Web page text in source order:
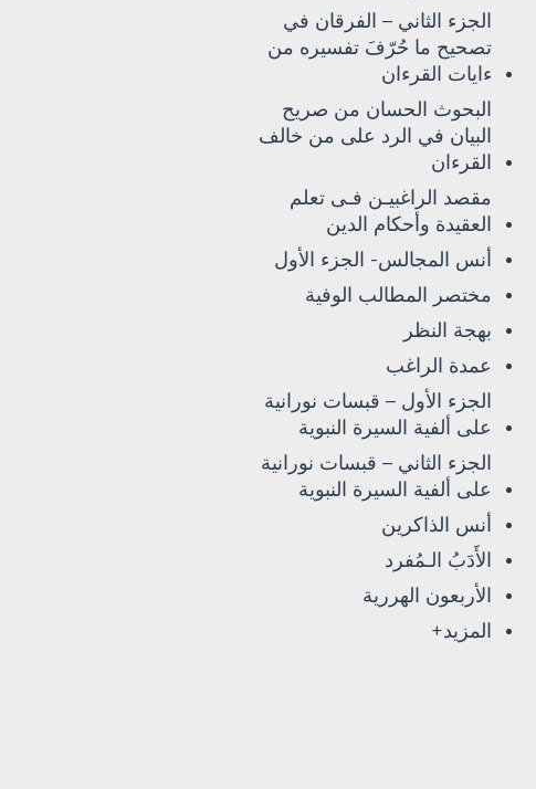
الجزء الثاني – الفرقان في
تصحيح ما حُرّفَ تفسيره من
ءايات القرءان
البحوث الحسان من صريح
البيان في الرد على من خالف
القرءان
مقصد الراغبيـن فـى تعلم
العقيدة وأحكام الدين
أنس المجالس- الجزء الأول
مختصر المطالب الوفية
بهجة النظر
عمدة الراغب
الجزء الأول – قبسات نورانية
على ألفية السيرة النبوية
الجزء الثاني – قبسات نورانية
على ألفية السيرة النبوية
أنس الذاكرين
الأَدَبُ الـمُفرد
الأربعون الهررية
المزيد+